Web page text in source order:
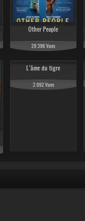
Other People
29 396 Vues
L’âme du tigre
2 092 Vues